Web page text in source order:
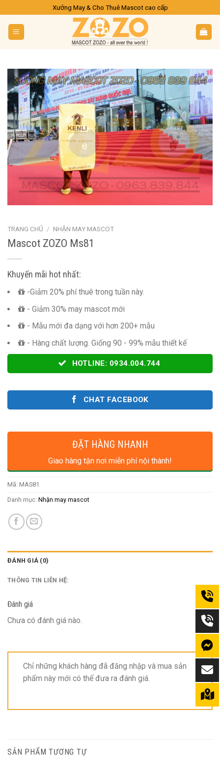
content
Xưởng May & Cho Thuê Mascot cao cấp
TRANG CHỦ / NHẬN MAY MASCOT
Mascot ZOZO Ms81
Khuyến mãi hot nhất:
-Giảm 20% phí thuê trong tuần này.
- Giảm 30% may mascot mới
- Mẫu mới đa dạng với hơn 200+ mẫu
- Hàng chất lượng. Giống 90 - 99% mẫu thiết kế
HOTLINE: 0934.004.744
CHAT FACEBOOK
ĐẶT HÀNG NHANH
Giao hàng tận nơi miễn phí nội thành!
Mã: MAS81
Danh mục: Nhận may mascot
ĐÁNH GIÁ (0)
THÔNG TIN LIÊN HỆ:
Đánh giá
Chưa có đánh giá nào.
Chỉ những khách hàng đã đăng nhập và mua sản
phẩm này mới có thể đưa ra đánh giá.
SẢN PHẨM TƯƠNG TỰ